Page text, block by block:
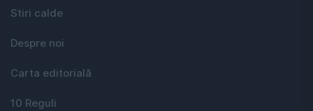
Stiri calde
Despre noi
Carta editorială
10 Reguli